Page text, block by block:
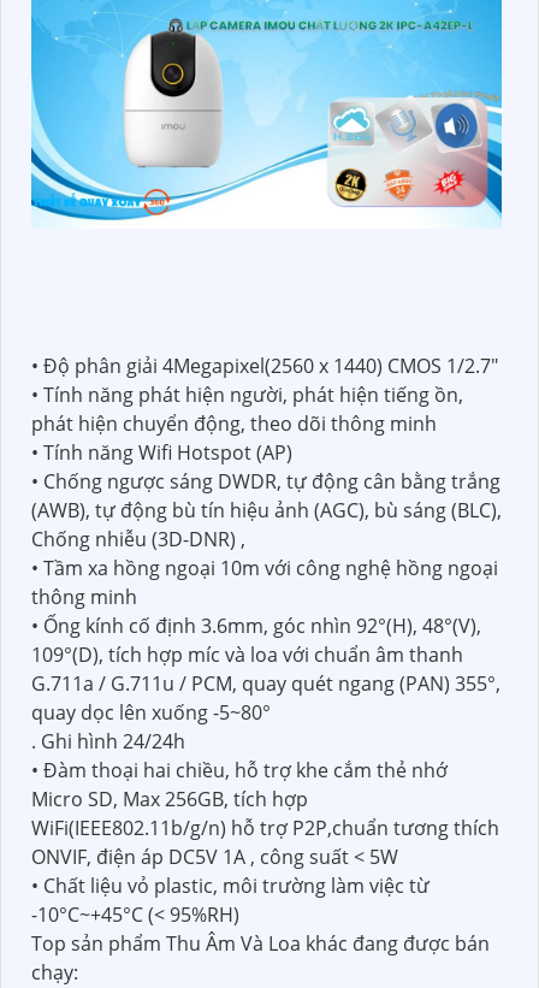
• Độ phân giải 4Megapixel(2560 x 1440) CMOS 1/2.7"
• Tính năng phát hiện người, phát hiện tiếng ồn,
phát hiện chuyển động, theo dõi thông minh
• Tính năng Wifi Hotspot (AP)
• Chống ngược sáng DWDR, tự động cân bằng trắng
(AWB), tự động bù tín hiệu ảnh (AGC), bù sáng (BLC),
Chống nhiễu (3D-DNR) ,
• Tầm xa hồng ngoại 10m với công nghệ hồng ngoại
thông minh
• Ống kính cố định 3.6mm, góc nhìn 92°(H), 48°(V),
109°(D), tích hợp míc và loa với chuẩn âm thanh
G.711a / G.711u / PCM, quay quét ngang (PAN) 355°,
quay dọc lên xuống -5~80°
. Ghi hình 24/24h
• Đàm thoại hai chiều, hỗ trợ khe cắm thẻ nhớ
Micro SD, Max 256GB, tích hợp
WiFi(IEEE802.11b/g/n) hỗ trợ P2P,chuẩn tương thích
ONVIF, điện áp DC5V 1A , công suất < 5W
• Chất liệu vỏ plastic, môi trường làm việc từ
-10°C~+45°C (< 95%RH)
Top sản phẩm Thu Âm Và Loa khác đang được bán
chạy: